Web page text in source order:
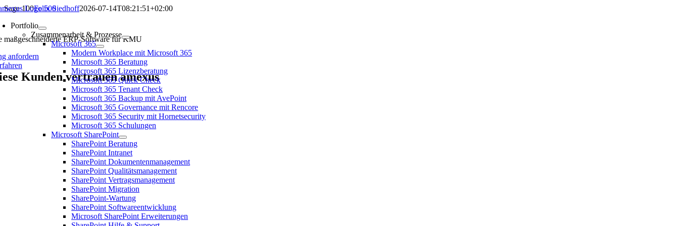
Zum
springen
Portfolio
Zusammenarbeit & Prozesse
Microsoft 365
Modern Workplace mit Microsoft 365
Microsoft 365 Beratung
Microsoft 365 Lizenzberatung
Microsoft 365 Quick Check
Microsoft 365 Tenant Check
Microsoft 365 Backup mit AvePoint
Microsoft 365 Governance mit Rencore
Microsoft 365 Security mit Hornetsecurity
Microsoft 365 Schulungen
Microsoft SharePoint
SharePoint Beratung
SharePoint Intranet
SharePoint Dokumentenmanagement
SharePoint Qualitätsmanagement
SharePoint Vertragsmanagement
SharePoint Migration
SharePoint-Wartung
SharePoint Softwareentwicklung
Microsoft SharePoint Erweiterungen
Sage 100Felix Siedhoff2026-07-14T08:21:51+02:00
100
maßgeschneiderte ERP-Software für KMU
anfordern
Kunden vertrauen amexus